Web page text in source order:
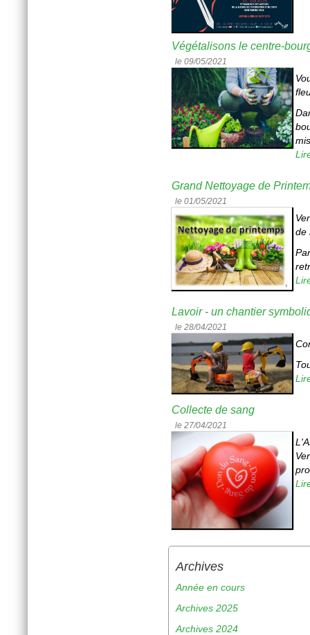
Végétalisons le centre-
le 09/05/2021
Grand Nettoyage de
le 01/05/2021
de
Lavoir - un chantier
le 28/04/2021
Collecte de sang
le 27/04/2021
Archives
Année en cours
Archives 2025
Archives 2024